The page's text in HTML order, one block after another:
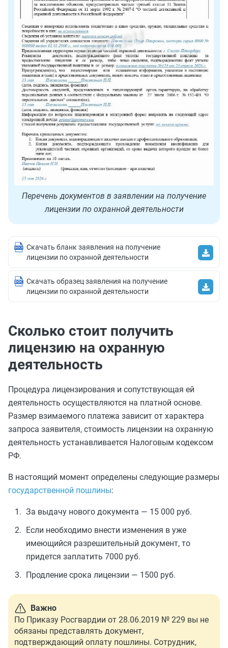
Перечень документов в заявлении на получение
лицензии по охранной деятельности
Скачать бланк заявления на получение
лицензии по охранной деятельности
Скачать образец заявления на получение
лицензии по охранной деятельности
Сколько стоит получить
лицензию на охранную
деятельность
Процедура лицензирования и сопутствующая ей
деятельность осуществляются на платной основе.
Размер взимаемого платежа зависит от характера
запроса заявителя, стоимость лицензии на охранную
деятельность устанавливается Налоговым кодексом
РФ.
В настоящий момент определены следующие размеры
государственной пошлины:
За выдачу нового документа — 15 000 руб.
Если необходимо внести изменения в уже
имеющийся разрешительный документ, то
придется заплатить 7000 руб.
Продление срока лицензии — 1500 руб.
Важно
По Приказу Росгвардии от 28.06.2019 № 229 вы не
обязаны представлять документ,
подтверждающий оплату пошлины. Сотрудник,